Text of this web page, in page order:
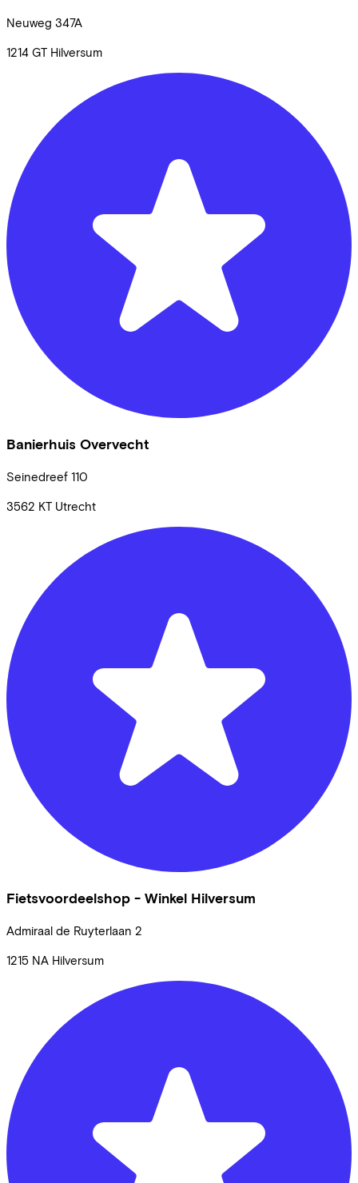
Neuweg 347A
1214 GT Hilversum
Banierhuis Overvecht
Seinedreef 110
3562 KT Utrecht
Fietsvoordeelshop - Winkel Hilversum
Admiraal de Ruyterlaan 2
1215 NA Hilversum